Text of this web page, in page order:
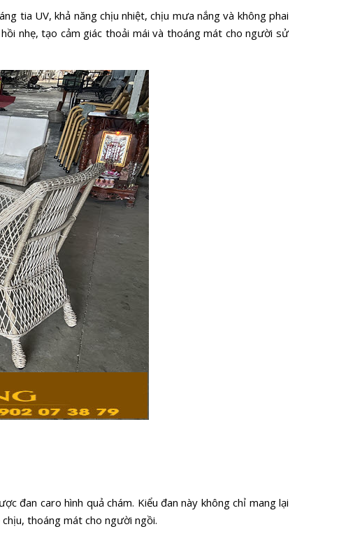
tia UV, khả năng chịu nhiệt, chịu mưa nắng và không phai
nhẹ, tạo cảm giác thoải mái và thoáng mát cho người sử
đan caro hình quả chám. Kiểu đan này không chỉ mang lại
thoáng mát cho người ngồi.